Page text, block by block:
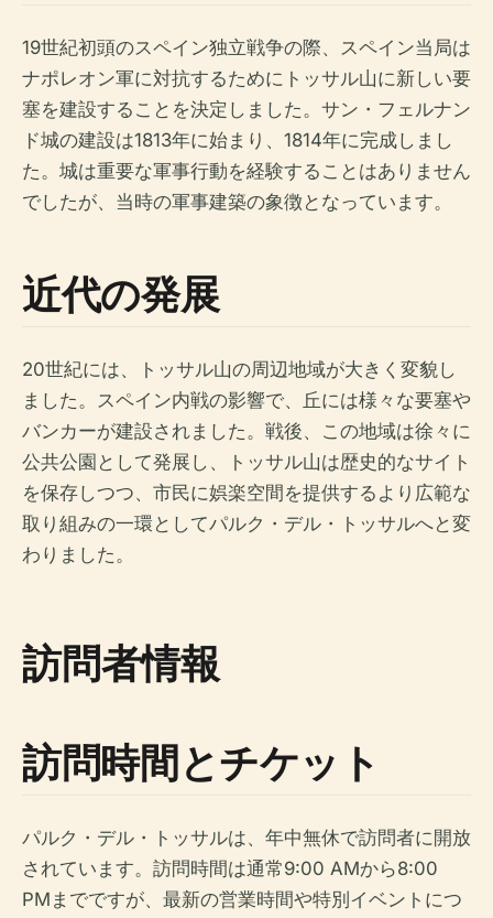
19世紀初頭のスペイン独立戦争の際、スペイン当局は
ナポレオン軍に対抗するためにトッサル山に新しい要
塞を建設することを決定しました。サン・フェルナン
ド城の建設は1813年に始まり、1814年に完成しまし
た。城は重要な軍事行動を経験することはありません
でしたが、当時の軍事建築の象徴となっています。
近代の発展
20世紀には、トッサル山の周辺地域が大きく変貌し
ました。スペイン内戦の影響で、丘には様々な要塞や
バンカーが建設されました。戦後、この地域は徐々に
公共公園として発展し、トッサル山は歴史的なサイト
を保存しつつ、市民に娯楽空間を提供するより広範な
取り組みの一環としてパルク・デル・トッサルへと変
わりました。
訪問者情報
訪問時間とチケット
パルク・デル・トッサルは、年中無休で訪問者に開放
されています。訪問時間は通常9:00 AMから8:00
PMまでですが、最新の営業時間や特別イベントにつ